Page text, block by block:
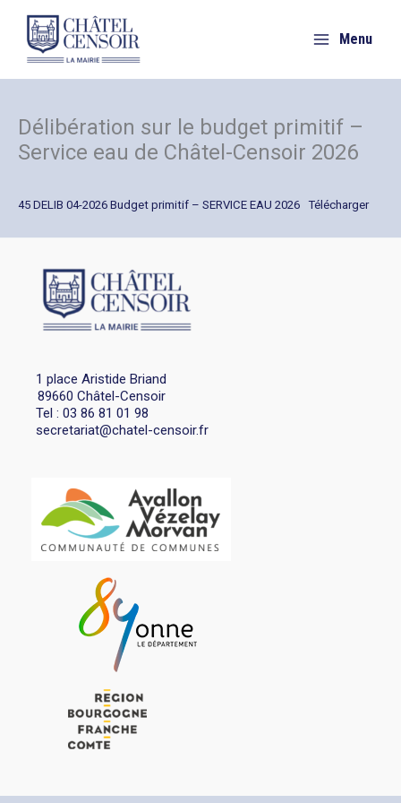
contenu
Menu
Délibération sur le budget primitif –
Service eau de Châtel-Censoir 2026
45 DELIB 04-2026 Budget primitif – SERVICE EAU 2026 Télécharger
1 place Aristide Briand
89660 Châtel-Censoir
Tel : 03 86 81 01 98
secretariat@chatel-censoir.fr